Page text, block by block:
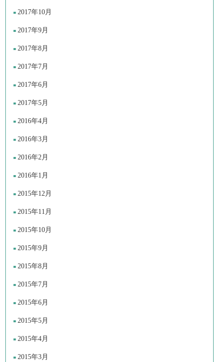
2017年10月
2017年9月
2017年8月
2017年7月
2017年6月
2017年5月
2016年4月
2016年3月
2016年2月
2016年1月
2015年12月
2015年11月
2015年10月
2015年9月
2015年8月
2015年7月
2015年6月
2015年5月
2015年4月
2015年3月